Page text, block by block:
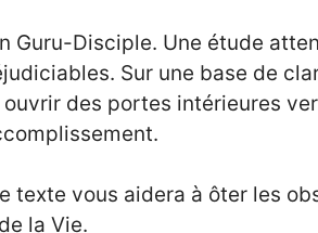
Guru-Disciple. Une étude
Sur une base de
des portes intérieures
texte vous aidera à ôter les
la Vie.